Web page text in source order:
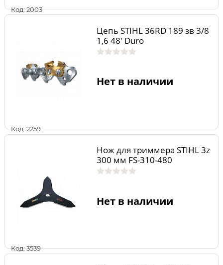
Код: 2003
Код: 2259
Цепь STIHL 36RD 189 зв 3/8
1,6 48' Duro
Нет в наличии
Код: 3539
Нож для триммера STIHL 3z
300 мм FS-310-480
Нет в наличии